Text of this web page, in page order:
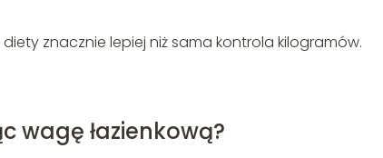
znacznie lepiej niż sama kontrola kilogramów.
wagę łazienkową?